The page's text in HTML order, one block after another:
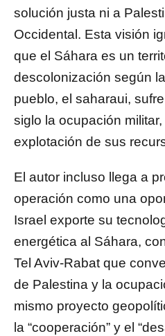
solución justa ni a
Occidental. Esta visión
que el Sáhara es un
descolonización según
pueblo, el saharaui,
siglo la ocupación
explotación de sus
El autor incluso llega a
operación como una
Israel exporte su
energética al Sáhara,
Tel Aviv-Rabat que
de Palestina y la
mismo proyecto
la “cooperación” y el